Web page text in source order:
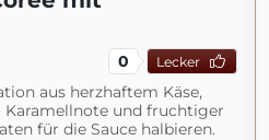
0 Lecker
aus herzhaftem Käse,
Karamellnote und fruchtiger
für die Sauce halbieren.